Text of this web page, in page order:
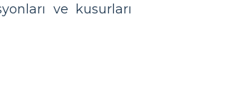
ve kusurları